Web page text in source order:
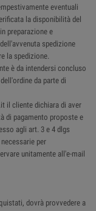
eventuali
la disponibilità del
preparazione e
spedizione
la spedizione.
è da intendersi concluso
da parte di
il cliente dichiara di aver
di pagamento proposte e
agli art. 3 e 4 dlgs
per
unitamente all'e-mail
dovrà provvedere a